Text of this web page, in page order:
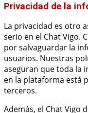
Privacidad de la
La privacidad es otro
serio en el Chat Vigo.
por salvaguardar la
usuarios. Nuestras
aseguran que toda la
en la plataforma está
terceros.
Además, el Chat Vigo